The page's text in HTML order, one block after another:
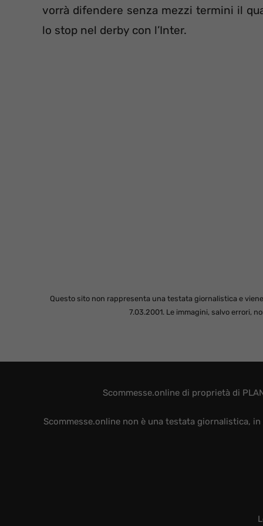
vorrà difendere senza mezzi termini il
lo stop nel derby con l’Inter.
Questo sito non rappresenta una testata giornalistica e
7.03.2001. Le immagini, salvo errori,
Scommesse.online di proprietà di
Scommesse.online non è una testata giornalistica,